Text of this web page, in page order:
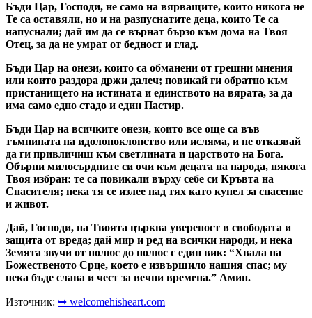
Бъди Цар, Господи, не само на вярващите, които никога не
Те са оставяли, но и на разпуснатите деца, които Те са
напуснали; дай им да се върнат бързо към дома на Твоя
Отец, за да не умрат от бедност и глад.
Бъди Цар на онези, които са обманени от грешни мнения
или които раздора држи далеч; повикай ги обратно към
пристанището на истината и единството на вярата, за да
има само едно стадо и един Пастир.
Бъди Цар на всичките онези, които все още са във
тъмнината на идолопоклонство или исляма, и не отказвай
да ги привличиш към светлината и царството на Бога.
Обърни милосърдните си очи към децата на народа, някога
Твоя избран: те са повикали върху себе си Кръвта на
Спасителя; нека тя се излее над тях като купел за спасение
и живот.
Дай, Господи, на Твоята църква увереност в свободата и
защита от вреда; дай мир и ред на всички народи, и нека
Земята звучи от полюс до полюс с един вик: “Хвала на
Божественото Срце, което е извършило нашия спас; му
нека бъде слава и чест за вечни времена.” Амин.
Източник: ➥ welcomehisheart.com